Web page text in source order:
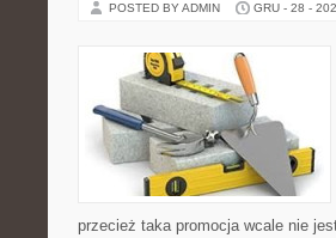
POSTED BY ADMIN GRU - 28 -
przecież taka promocja wcale nie